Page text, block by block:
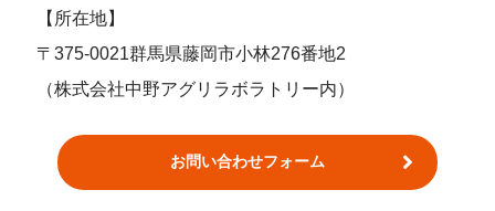
【所在地】
〒375-0021群馬県藤岡市小林276番地2
（株式会社中野アグリラボラトリー内）
お問い合わせフォーム